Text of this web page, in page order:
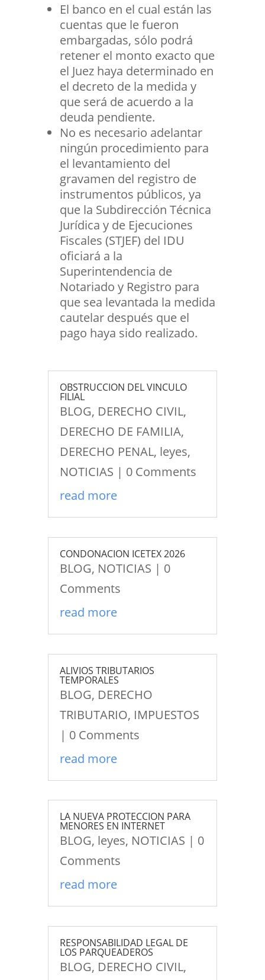
El banco en el cual están las
cuentas que le fueron
embargadas, sólo podrá
retener el monto exacto que
el Juez haya determinado en
el decreto de la medida y
que será de acuerdo a la
deuda pendiente.
No es necesario adelantar
ningún procedimiento para
el levantamiento del
gravamen del registro de
instrumentos públicos, ya
que la Subdirección Técnica
Jurídica y de Ejecuciones
Fiscales (STJEF) del IDU
oficiará a la
Superintendencia de
Notariado y Registro para
que sea levantada la medida
cautelar después que el
pago haya sido realizado.
OBSTRUCCION DEL VINCULO
FILIAL
BLOG, DERECHO CIVIL,
DERECHO DE FAMILIA,
DERECHO PENAL, leyes,
NOTICIAS | 0 Comments
read more
CONDONACION ICETEX 2026
BLOG, NOTICIAS | 0
Comments
read more
ALIVIOS TRIBUTARIOS
TEMPORALES
BLOG, DERECHO
TRIBUTARIO, IMPUESTOS
| 0 Comments
read more
LA NUEVA PROTECCION PARA
MENORES EN INTERNET
BLOG, leyes, NOTICIAS | 0
Comments
read more
RESPONSABILIDAD LEGAL DE
LOS PARQUEADEROS
BLOG, DERECHO CIVIL,